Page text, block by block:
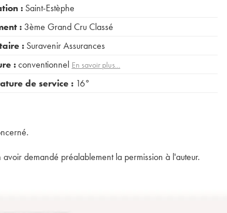
: Saint-Estèphe
: 3ème Grand Cru Classé
: Suravenir Assurances
:conventionnel En savoir plus...
de service : 16°
demandé préalablement la permission à l'auteur.